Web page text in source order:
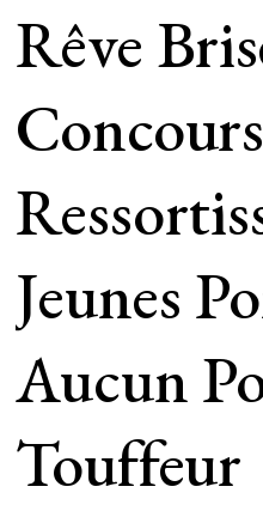
Rêve
Concours
Jeunes
Aucun
Touffeur